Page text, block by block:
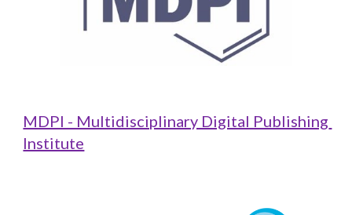
MDPI - Multidisciplinary Digital Publishing
Institute